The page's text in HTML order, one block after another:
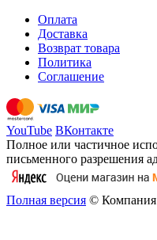
Оплата
Доставка
Возврат товара
Политика
Соглашение
YouTube ВКонтакте
Полное или частичное
письменного разрешения
Полная версия ©